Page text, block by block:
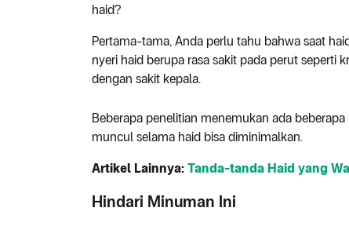
haid?
Pertama-tama, Anda perlu tahu bahwa saat
nyeri haid berupa rasa sakit pada perut seperti
dengan sakit kepala.
Beberapa penelitian menemukan ada
muncul selama haid bisa diminimalkan.
Artikel Lainnya: Tanda-tanda Haid yang
Hindari Minuman Ini